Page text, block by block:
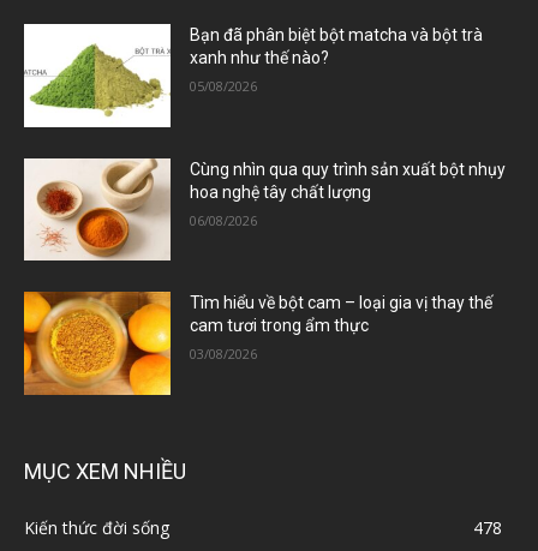
Bạn đã phân biệt bột matcha và bột trà
xanh như thế nào?
05/08/2026
Cùng nhìn qua quy trình sản xuất bột nhụy
hoa nghệ tây chất lượng
06/08/2026
Tìm hiểu về bột cam – loại gia vị thay thế
cam tươi trong ẩm thực
03/08/2026
MỤC XEM NHIỀU
Kiến thức đời sống
478